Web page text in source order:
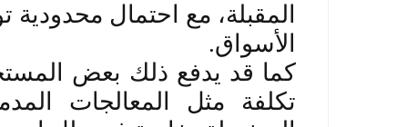
المقبلة، مع احتمال
الأسواق.
كما قد يدفع ذلك بعض
تكلفة مثل المعالجات